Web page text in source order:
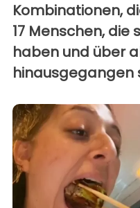
Kombinationen,
17 Menschen, die
haben und über
hinausgegangen